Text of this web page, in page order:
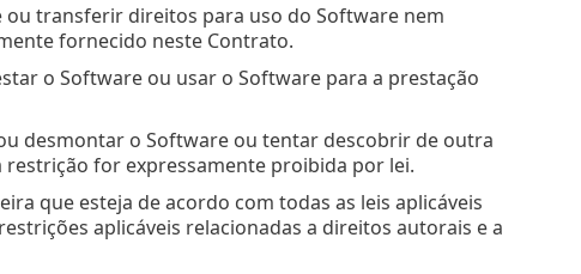
transferir direitos para uso do Software nem
fornecido neste Contrato.
o Software ou usar o Software para a prestação
desmontar o Software ou tentar descobrir de outra
for expressamente proibida por lei.
que esteja de acordo com todas as leis aplicáveis
aplicáveis relacionadas a direitos autorais e a